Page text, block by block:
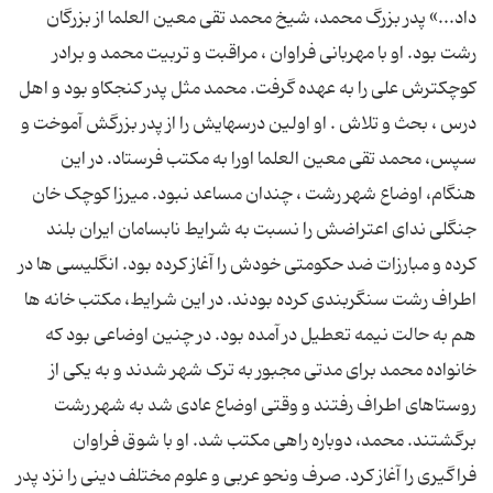
داد...» پدر بزرگ محمد، شیخ محمد تقی معین العلما از بزرگان
رشت بود. او با مهربانی فراوان ، مراقبت و تربیت محمد و برادر
کوچکترش علی را به عهده گرفت. محمد مثل پدر کنجکاو بود و اهل
درس ، بحث و تلاش . او اولین درسهایش را از پدر بزرگش آموخت و
سپس، محمد تقی معین العلما اورا به مکتب فرستاد. در این
هنگام، اوضاع شهر رشت ، چندان مساعد نبود. میرزا کوچک خان
جنگلی ندای اعتراضش را نسبت به شرایط نابسامان ایران بلند
کرده و مبارزات ضد حکومتی خودش را آغاز کرده بود. انگلیسی ها در
اطراف رشت سنگربندی کرده بودند. در این شرایط، مکتب خانه ها
هم به حالت نیمه تعطیل در آمده بود. در چنین اوضاعی بود که
خانواده محمد برای مدتی مجبور به ترک شهر شدند و به یکی از
روستاهای اطراف رفتند و وقتی اوضاع عادی شد به شهر رشت
برگشتند. محمد، دوباره راهی مکتب شد. او با شوق فراوان
فراگیری را آغاز کرد. صرف ونحو عربی و علوم مختلف دینی را نزد پدر